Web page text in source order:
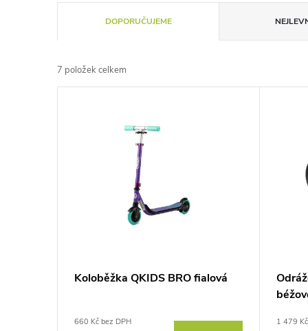
a
z
DOPORUČUJEME
7 položek celkem
Koloběžka QKIDS BRO fialová
660 Kč bez DPH 1 479